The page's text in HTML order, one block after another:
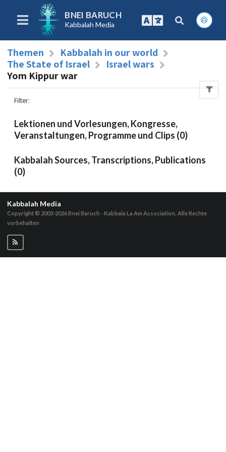
BNEI BARUCH
Kabbalah Media
Themen
Kabbalah in our world
The State of Israel
Israel wars
Yom Kippur war
Filter:
Lektionen und Vorlesungen, Kongresse,
Veranstaltungen, Programme und Clips (0)
Kabbalah Sources, Transcriptions, Publications
(0)
Kabbalah Media
Copyright © 2003-2026Bnei Baruch - Kabbala La Am Association, Alle Rechte
vorbehalten